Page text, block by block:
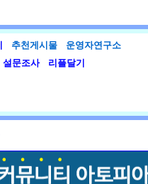
추천게시물
운영자연구소
설문조사
리플달기